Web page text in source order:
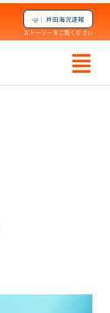
🤿｜井田海況速報
ストーリーをご覧ください